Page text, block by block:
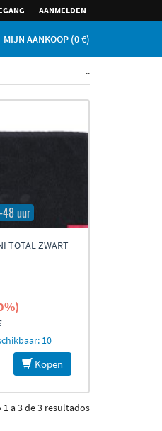
AANMELDEN
MIJN AANKOOP (0€)
..
48 uur
TOTAL ZWART
10
Kopen
a 3 de 3 resultados